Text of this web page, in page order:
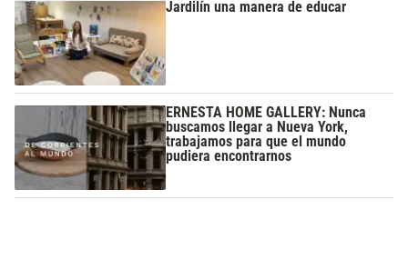
Jardilín una manera de educar
ERNESTA HOME GALLERY: Nunca
buscamos llegar a Nueva York,
trabajamos para que el mundo
pudiera encontrarnos